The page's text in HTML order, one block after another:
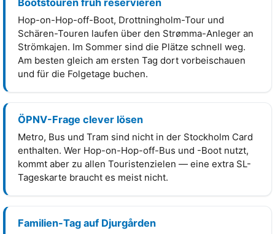
Bootstouren früh reservieren
Hop-on-Hop-off-Boot, Drottningholm-Tour und
Schären-Touren laufen über den Strømma-Anleger an
Strömkajen. Im Sommer sind die Plätze schnell weg.
Am besten gleich am ersten Tag dort vorbeischauen
und für die Folgetage buchen.
ÖPNV-Frage clever lösen
Metro, Bus und Tram sind nicht in der Stockholm Card
enthalten. Wer Hop-on-Hop-off-Bus und -Boot nutzt,
kommt aber zu allen Touristenzielen — eine extra SL-
Tageskarte braucht es meist nicht.
Familien-Tag auf Djurgården